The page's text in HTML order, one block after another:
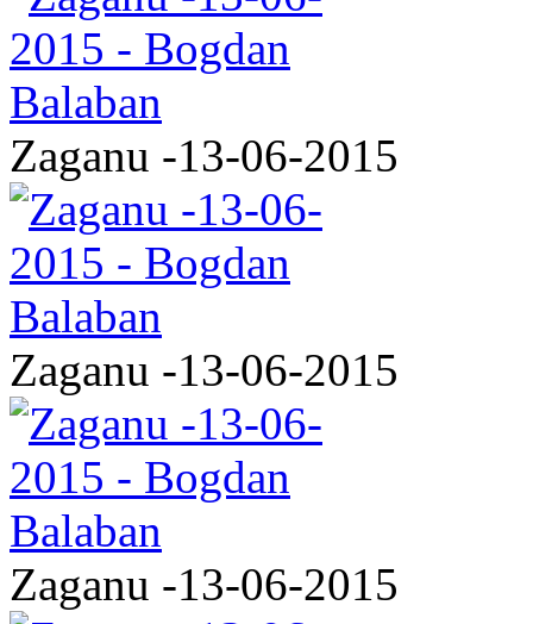
Zaganu -13-06-2015
Zaganu -13-06-2015
Zaganu -13-06-2015